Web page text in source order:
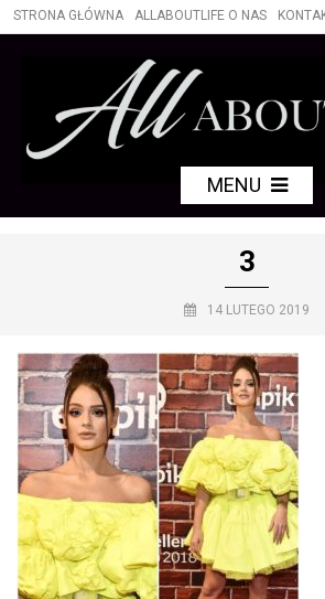
STRONA GŁÓWNA ALLABOUTLIFE O NAS
MENU
3
14 LUTEGO 2019